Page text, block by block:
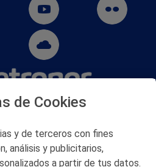
5-Edificio Muñatones,
Petronor S.A.
de Cookies
y de terceros con fines
análisis y publicitarios,
a partir de tus datos.